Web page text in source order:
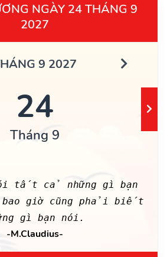
NGÀY 24 THÁNG 9
2027
9 2027
24
Tháng 9
tất cả những gì bạn
giờ cũng phải biết
gì bạn nói.
-M.Claudius-